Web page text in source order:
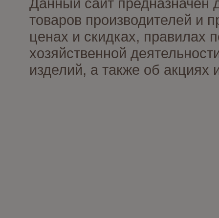
товаров производителей и
ценах и скидках, правилах
хозяйственной
изделий, а также об